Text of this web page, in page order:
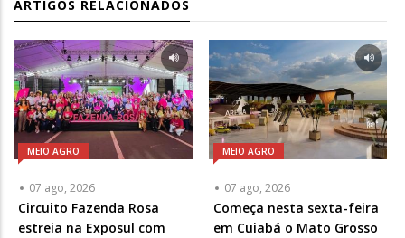
ARTIGOS RELACIONADOS
MEIO AGRO
07 ago, 2026
Circuito Fazenda Rosa
estreia na Exposul com
MEIO AGRO
07 ago, 2026
Começa nesta sexta-feira
em Cuiabá o Mato Grosso